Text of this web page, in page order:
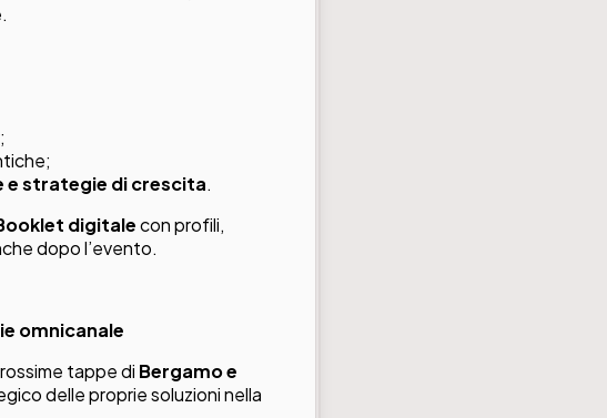
e strategie di crescita.
digitalecon profili,
dopo l’evento.
omnicanale
tappe di Bergamo e
delle proprie soluzioni nella